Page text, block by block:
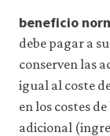
beneficio
debe pagar a
conserven las
igual al coste
en los costes
adicional